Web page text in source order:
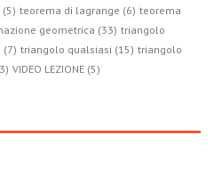
teorema di lagrange (6) teorema
geometrica (33) triangolo
(7) triangolo qualsiasi (15) triangolo
VIDEO LEZIONE (5)